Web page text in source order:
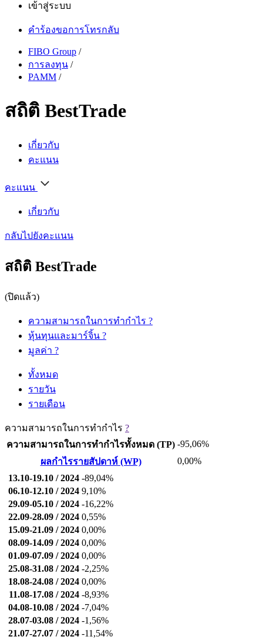
เข้าสู่ระบบ
คำร้องขอการโทรกลับ
FIBO Group /
การลงทุน /
PAMM /
สถิติ BestTrade
เกี่ยวกับ
คะแนน
คะแนน
เกี่ยวกับ
กลับไปยังคะแนน
สถิติ BestTrade
(ปิดแล้ว)
ความสามารถในการทำกำไร ?
หุ้นทุนและมาร์จิ้น ?
มูลค่า ?
ทั้งหมด
รายวัน
รายเดือน
ความสามารถในการทำกำไร ?
ความสามารถในการทำกำไรทั้งหมด (TP) -95,06%
ผลกำไรรายสัปดาห์ (WP)
0,00%
13.10-19.10 / 2024 -89,04%
06.10-12.10 / 2024 9,10%
29.09-05.10 / 2024 -16,22%
22.09-28.09 / 2024 0,55%
15.09-21.09 / 2024 0,00%
08.09-14.09 / 2024 0,00%
01.09-07.09 / 2024 0,00%
25.08-31.08 / 2024 -2,25%
18.08-24.08 / 2024 0,00%
11.08-17.08 / 2024 -8,93%
04.08-10.08 / 2024 -7,04%
28.07-03.08 / 2024 -1,56%
21.07-27.07 / 2024 -11,54%